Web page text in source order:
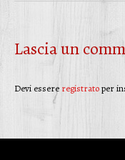
Lascia un
Devi essere registratoper